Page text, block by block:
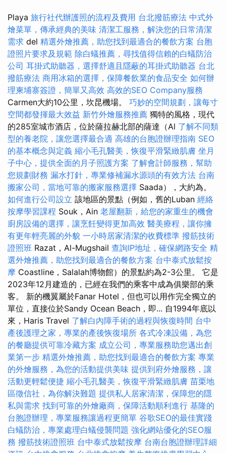
Playa 旅行社代辦護照的流程及費用 台北撥筋療法 中式外
燴菜單，傳承經典的美味 清潔工服務，解決您的日常清潔
需求 del 精選外燴推薦，助您找到最適合的餐飲方案 台胞
證照片要求及規範 除白蟻推薦，尋找值得信賴的白蟻防治
公司 耳掛式助聽器，選擇舒適且隱蔽的耳掛式助聽器 台北
撥筋療法 商用冰箱的選擇，保障餐飲業的食品安全 如何辦
理柬埔寨簽證，簡單又高效 高效的SEO Company服務
Carmen大約10公里，坎昆機場。 巧妙的空間規劃，讓每寸
空間都發揮最大效益 新竹外燴服務推薦 獨特的風格，現代
的285室城市酒店，位於薩拉赫北部的薩達（Al 了解不同類
型的養老院，讓您選擇最合適 高雄的台胞證辦理指南 SEO
的基本概念與定義 縮小毛孔醫美，恢復平滑緊緻肌膚 坐月
子中心，提供全面的月子照護方案 了解會計師服務，幫助
您規劃財務 漏水打針，專業修補漏水源頭的有效方法 台南
搬家公司，當地可靠的搬家服務選擇 Saada），大約為。
如何進行公司設立 該地區的景點（例如，舊的Luban 經絡
按摩學習課程 Souk，Ain 老屋翻新，給您的家重生的機會
廚房設備的選擇，讓烹飪變得更加高效 醫美療程，讓你擁
有更年輕亮麗的外貌 一小時居家清潔的收費標準 撥筋技術
證照班 Razat，Al-Mugshail 查詢IP地址，確保網路安全 精
選外燴推薦，助您找到最適合的餐飲方案 台中泰式放鬆按
摩 Coastline，Salalah博物館）的景點約為2-3公里。 它是
2023年12月建造的，已經在我們的乘客中成為俱樂部的乘
客。 新的機翼屬於Fanar Hotel，但也可以用作完全獨立的
單位，直接位於Sandy Ocean Beach，即... 自1994年底以
來，Haris Travel 了解白內障手術的過程與恢復時間 台中
產後護理之家，專業的產後恢復場所 各式冷凍設備，為您
的餐廳提供可靠冷藏方案 成立公司，專業服務助您邁出創
業第一步 精選外燴推薦，助您找到最適合的餐飲方案 專業
的外燴服務，為您的活動提供美味 提供到府外燴服務，讓
活動更輕鬆便捷 縮小毛孔醫美，恢復平滑緊緻肌膚 苗栗地
區徵信社，為你解決難題 提供私人居家清潔，保障您的隱
私與需求 找到可靠的外燴廠商，保障活動順利進行 基隆的
台胞證辦理，專業服務讓過程更簡單 谷歌SEO的最佳實踐
白蟻防治，專業處理白蟻侵襲問題 強化網站優化的SEO服
務 撥筋技術證照班 台中泰式放鬆按摩 台南台胞證辦理詳細